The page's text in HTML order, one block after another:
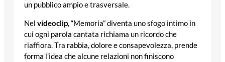
un pubblico ampio e trasversale.
Nel videoclip, “Memoria” diventa uno sfogo intimo in
cui ogni parola cantata richiama un ricordo che
riaffiora. Tra rabbia, dolore e consapevolezza, prende
forma l’idea che alcune relazioni non finiscono